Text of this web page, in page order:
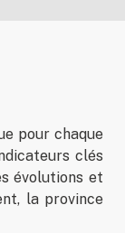
pour chaque
clés
évolutions et
la province